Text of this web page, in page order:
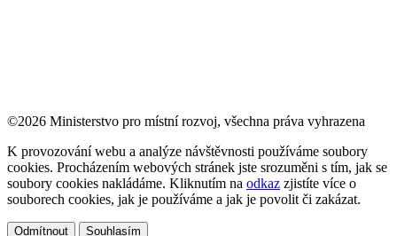
©2026 Ministerstvo pro místní rozvoj, všechna práva vyhrazena
K provozování webu a analýze návštěvnosti používáme soubory
cookies. Procházením webových stránek jste srozuměni s tím, jak se
soubory cookies nakládáme. Kliknutím na odkaz zjistíte více o
souborech cookies, jak je používáme a jak je povolit či zakázat.
Odmítnout
Souhlasím